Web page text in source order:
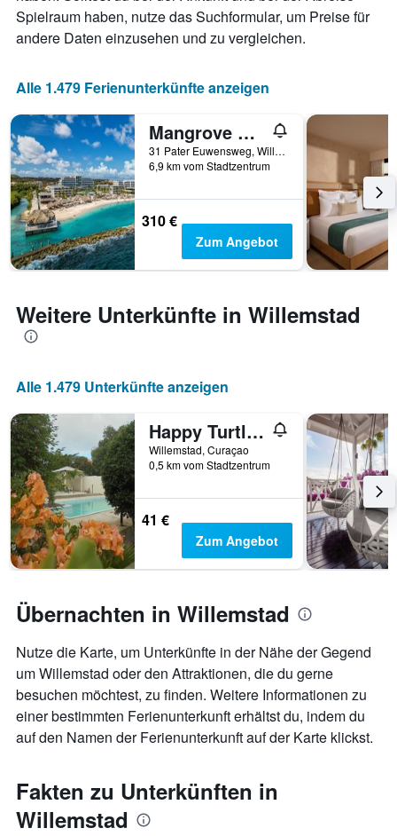
X-
Achse,
die
der
Tage
vor
dem
Aufenthalt
anzeigt
Das
Diagramm
hat
1
Y-
den
durchschnittlichen
Zimmerpreis
Spielraum haben, nutze das Suchformular, um Preise für
andere Daten einzusehen und zu vergleichen.
Alle 1.479 Ferienunterkünfte anzeigen
Mangrove Beach Corendon Curio By Hilton
31 Pater Euwensweg, Willemstad, Curaçao
6,9 km vom Stadtzentrum
310 €
Zum Angebot
Weitere Unterkünfte in Willemstad
Alle 1.479 Unterkünfte anzeigen
Happy Turtle Apartments
Willemstad, Curaçao
0,5 km vom Stadtzentrum
41 €
Zum Angebot
Übernachten in Willemstad
Nutze die Karte, um Unterkünfte in der Nähe der Gegend
um Willemstad oder den Attraktionen, die du gerne
besuchen möchtest, zu finden. Weitere Informationen zu
einer bestimmten Ferienunterkunft erhältst du, indem du
auf den Namen der Ferienunterkunft auf der Karte klickst.
Fakten zu Unterkünften in
Willemstad